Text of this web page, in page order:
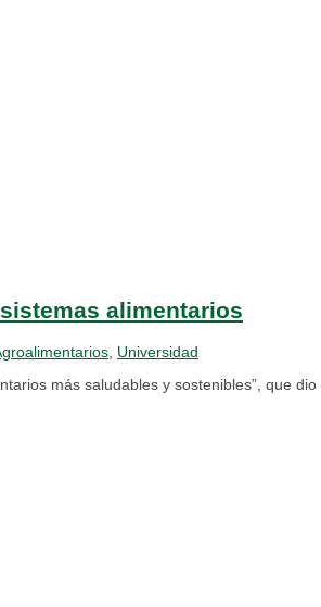
alimentarios
Universidad
más saludables y sostenibles”, que